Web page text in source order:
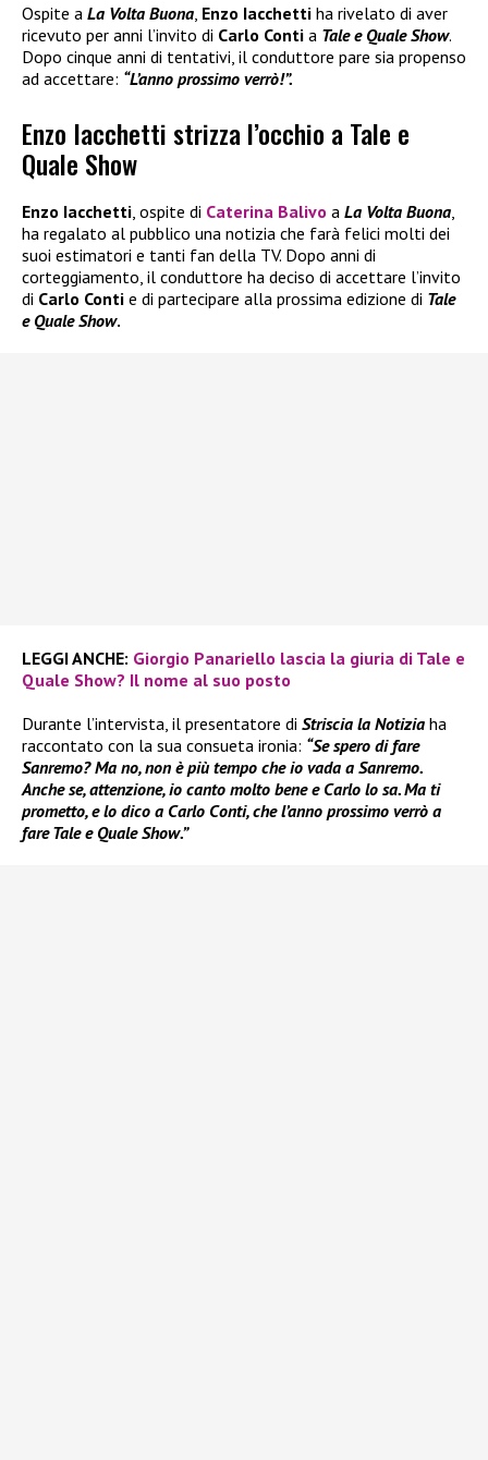
Ospite a La Volta Buona Enzo Iacchetti ha rivelato di aver
ricevuto per anni l’invito di Carlo Conti a Tale e Quale Show.
Dopo cinque anni di tentativi, il conduttore pare sia propenso
ad accettare: “L’anno prossimo verrò!”.
Enzo Iacchetti strizza l’occhio a Tale e
Quale Show
Enzo Iacchetti, ospite di Caterina Balivo a La Volta Buona,
ha regalato al pubblico una notizia che farà felici molti dei
suoi estimatori e tanti fan della TV. Dopo anni di
corteggiamento, il conduttore ha deciso di accettare l’invito
di Carlo Conti e di partecipare alla prossima edizione di Tale
e Quale Show.
LEGGI ANCHE: Giorgio Panariello lascia la giuria di Tale e
Quale Show? Il nome al suo posto
Durante l’intervista, il presentatore di Striscia la Notizia ha
raccontato con la sua consueta ironia: “Se spero di fare
Sanremo? Ma no, non è più tempo che io vada a Sanremo.
Anche se, attenzione, io canto molto bene e Carlo lo sa. Ma ti
prometto, e lo dico a Carlo Conti, che l’anno prossimo verrò a
fare Tale e Quale Show.”